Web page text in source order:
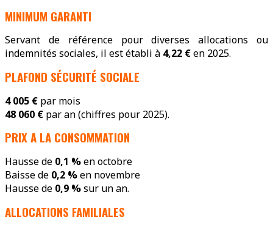
MINIMUM GARANTI
Servant de référence pour diverses allocations ou
indemnités sociales, il est établi à 4,22 €en 2025.
PLAFOND SÉCURITÉ SOCIALE
4 005 € par mois
48 060 € par an (chiffres pour 2025).
PRIX A LA CONSOMMATION
Hausse de 0,1 %en octobre
Baisse de 0,2 %en novembre
Hausse de 0,9 %sur un an.
ALLOCATIONS FAMILIALES